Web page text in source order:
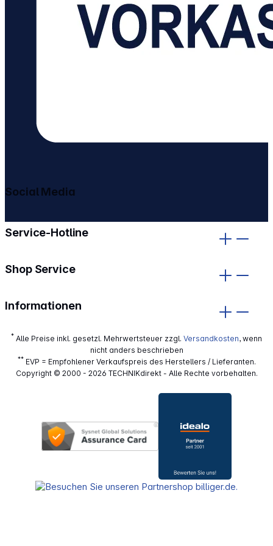
Service-Hotline
Shop Service
Informationen
Social Media
* Alle Preise inkl. gesetzl. Mehrwertsteuer zzgl. Versandkosten, wenn
nicht anders beschrieben
**EVP = Empfohlener Verkaufspreis des Herstellers / Lieferanten.
Copyright © 2000 - 2026 TECHNIKdirekt - Alle Rechte vorbehalten.